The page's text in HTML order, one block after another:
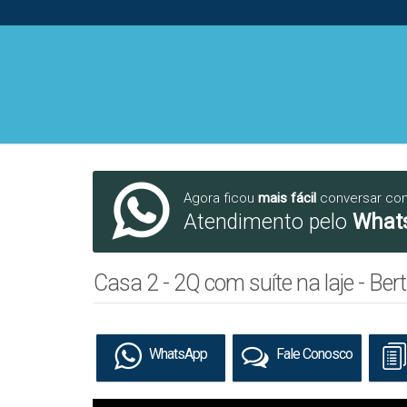
Agora ficou mais fácil conversar
Atendimento pelo
Casa 2 - 2Q com suíte na laje -
WhatsApp Fale Conosco